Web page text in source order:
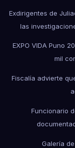
Exdirigentes de
las
EXPO VIDA Puno
mil
Fiscalía advierte
Funcionario
Galería